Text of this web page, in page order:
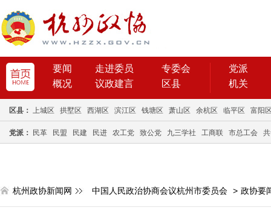
要闻 走进委员
专委会
概况
议政建言 区县
党派
机关
区县： 上城区 拱墅区 西湖区 滨江区 钱塘区 萧山区 余杭区 临平区 富阳
党派： 民革 民盟 民建 民进 农工党 致公党 九三学社 工商联 市总工会
杭州政协新闻网 中国人民政治协商会议杭州市委员会 > 政协要